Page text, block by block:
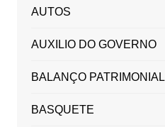
AUTOS
AUXILIO DO GOVERNO
BALANÇO PATRIMONIAL
BASQUETE